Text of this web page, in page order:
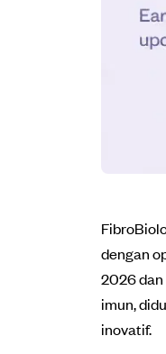
dengan
2026
imun,
inovatif.